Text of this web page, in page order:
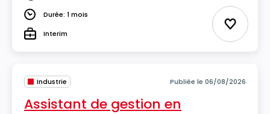
DuréeDurée: 1 mois
TypeInterim Ajouter
Industrie Publiée le 06/08/2026
Assistant de gestion en